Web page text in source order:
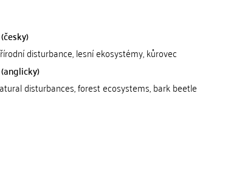
disturbance, lesní ekosystémy, kůrovec
disturbances, forest ecosystems, bark beetle